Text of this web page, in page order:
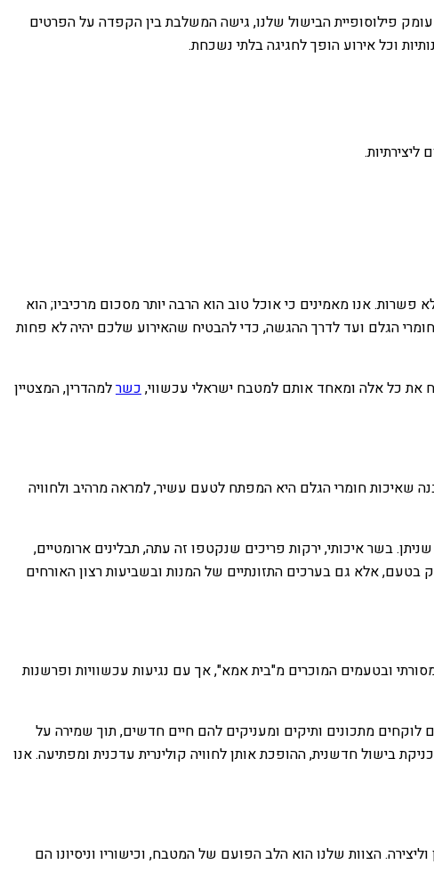
פילוסופיית הבישול שלנו, גישה המשלבת בין הקפדה על הפרטים
וכל אירוע הופך לחגיגה בלתי נשכחת.
אנו מאמינים כי אוכל טוב הוא הרבה יותר מסכום מרכיביו; הוא
הגלם ועד לדרך ההגשה, כדי להבטיח שהאירוע שלכם יהיה לא פחות
את כל אלה ומאחד אותם למטבח ישראלי עכשווי,כשרלמהדרין, המצטיין
שאיכות חומרי הגלם היא המפתח לטעם עשיר, למראה מרהיב ולחוויה
בשר איכותי, ירקות פריכים שנקטפו זה עתה, תבלינים ארומטיים,
אלא גם בערכים התזונתיים של המנות ובשביעות רצון האורחים
ובטעמים המוכרים מ"בית אמא", אך עם נגיעות עכשוויות ופרשנות
לוקחים מתכונים ותיקים ומעניקים להם חיים חדשים, תוך שמירה על
בישול חדשנית, ההופכת אותן לחוויה קולינרית עדכנית ומפתיעה. אנו
הצוות שלנו הוא הלב הפועם של המטבח, וכישוריו וניסיונו הם